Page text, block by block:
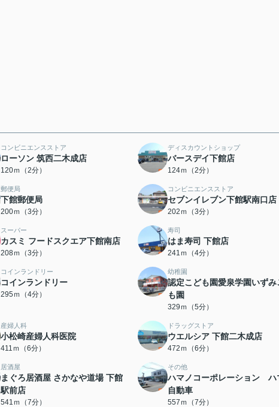
コンビニエンスストア
ローソン 筑西二木成店
120ｍ（2分）
ディスカウントショップ
バースデイ下館店
124ｍ（2分）
郵便局
下館郵便局
200ｍ（3分）
コンビニエンスストア
セブンイレブン下館駅南口店
202ｍ（3分）
スーパー
カスミ フードスクエア下館南店
208ｍ（3分）
寿司
はま寿司 下館店
241ｍ（4分）
コインランドリー
コインランドリー
295ｍ（4分）
幼稚園
認定こども園愛泉学園いずみ
も園
329ｍ（5分）
産婦人科
小松崎産婦人科医院
411ｍ（6分）
ドラッグストア
ウエルシア 下館二木成店
472ｍ（6分）
居酒屋
まぐろ居酒屋 さかなや道場 下館
駅前店
541ｍ（7分）
その他
ハマノコーポレーション ハ
自動車
557ｍ（7分）